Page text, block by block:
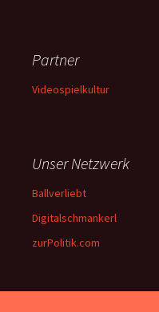
Partner
Videospielkultur
Unser Netzwerk
Ballverliebt
Digitalschmankerl
zurPolitik.com